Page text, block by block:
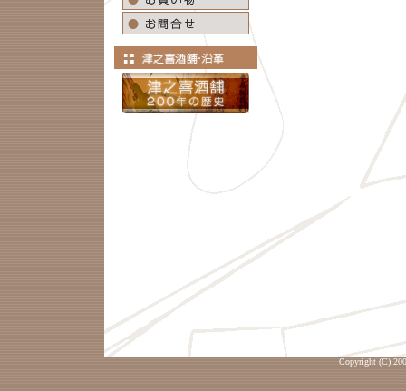
Copyright (C)